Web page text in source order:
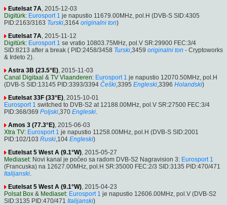
Eutelsat 7A, 2015-12-03
Digitürk: Eurosport 1 je napustio 11679.00MHz, pol.H (DVB-S SID:4305
PID:2163/3163 Turski,3164 originalni ton)
Eutelsat 7A, 2015-11-12
Digitürk: Eurosport 1 se vratio 10803.75MHz, pol.V SR:29900 FEC:3/4
SID:8213 after a break ( PID:2458/3458 Turski,3459 originalni ton - Cryptoworks
& Irdeto 2).
Astra 3B (23.5°E), 2015-11-03
Canal Digitaal & TV Vlaanderen: Eurosport 1 je napustio 12070.50MHz, pol.H
(DVB-S SID:13145 PID:3393/3394 Češki,3395 Engleski,3396 Holandski)
Eutelsat 33F (33°E), 2015-10-01
Eurosport 1 switched to DVB-S2 at 12188.00MHz, pol.V SR:27500 FEC:3/4
PID:368/369 Poljski,370 Engleski.
Amos 3 (77.3°E), 2015-06-03
Xtra TV: Eurosport 1 je napustio 11258.00MHz, pol.H (DVB-S SID:2001
PID:102/103 Ruski,104 Engleski)
Eutelsat 5 West A (9.1°W), 2015-05-27
Mediaset: Novi kanal je počeo sa radom DVB-S2 Nagravision 3: Eurosport 1
(Francuska) na 12627.00MHz, pol.H SR:35000 FEC:2/3 SID:3135 PID:470/471
Italijanski.
Eutelsat 5 West A (9.1°W), 2015-04-23
Polsat Box & Mediaset: Eurosport 1 je napustio 12606.00MHz, pol.V (DVB-S2
SID:3135 PID:470/471 Italijanski)